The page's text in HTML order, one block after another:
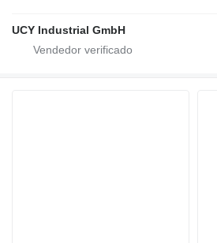
UCY Industrial GmbH